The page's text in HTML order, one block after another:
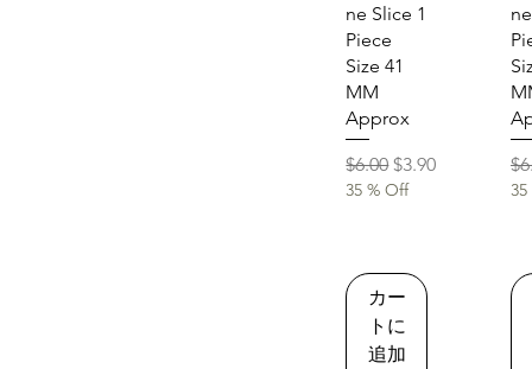
ne Slice 1
Piece
Size 41
MM
Approx
通常価格
$6.00 セール価格
$3.90
35 % Off
カー
トに
追加